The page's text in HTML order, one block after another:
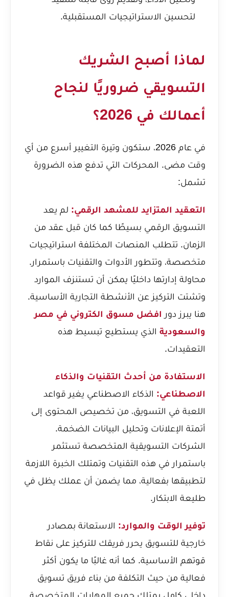
لتحسين الاستراتيجيات المستقبلية.
لماذا أصبح الشريك
التسويقي ضروريًا لنجاح
أعمالك في 2026؟
في عام 2026، ستكون وتيرة التغيير أسرع من أي
وقت مضى. المحركات التي تدفع هذه الضرورة
تشمل:
التعقيد المتزايد للمشهد الرقمي: لم يعد
التسويق الرقمي بسيطًا كما كان قبل عقد من
الزمان. تتطلب المنصات المختلفة استراتيجيات
متخصصة، وتتطور الأدوات والتقنيات باستمرار.
محاولة إدارتها داخليًا يمكن أن تستنزف الموارد
وتشتت التركيز عن الأنشطة التجارية الأساسية.
هنا يبرز دور افضل مسوق الكتروني في مصر
والسعودية الذي يستطيع تبسيط هذه
التعقيدات.
الاستفادة من أحدث التقنيات والذكاء
الاصطناعي: الذكاء الاصطناعي يغير قواعد
اللعبة في التسويق، من تخصيص المحتوى إلى
أتمتة الإعلانات وتحليل البيانات الضخمة.
الشركات التسويقية المتخصصة تستثمر
باستمرار في هذه التقنيات وتمتلك الخبرة اللازمة
لتطبيقها بفعالية، مما يضمن أن عملك يظل في
طليعة الابتكار.
توفير الوقت والموارد: الاستعانة بمصادر
خارجية للتسويق يحرر فريقك للتركيز على نقاط
قوتهم الأساسية. كما أنه غالبًا ما يكون أكثر
فعالية من حيث التكلفة من بناء فريق تسويق
داخلي كامل يمتلك جميع المهارات المتخصصة